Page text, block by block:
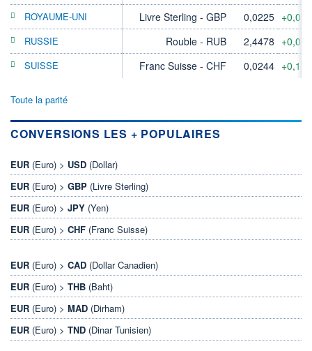
ROYAUME-UNI Livre Sterling - GBP 0,0225
RUSSIE Rouble - RUB 2,4478
SUISSE Franc Suisse - CHF 0,0244
Toute la parité
CONVERSIONS LES + POPULAIRES
EUR (Euro) > USD (Dollar)
EUR (Euro) > GBP (Livre Sterling)
EUR (Euro) > JPY (Yen)
EUR (Euro) > CHF (Franc Suisse)
EUR (Euro) > CAD (Dollar Canadien)
EUR (Euro) > THB (Baht)
EUR (Euro) > MAD (Dirham)
EUR (Euro) > TND (Dinar Tunisien)